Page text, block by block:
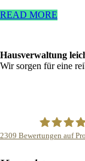
READ MORE
Hausverwaltung
Wir sorgen für eine
2309 Bewertungen auf